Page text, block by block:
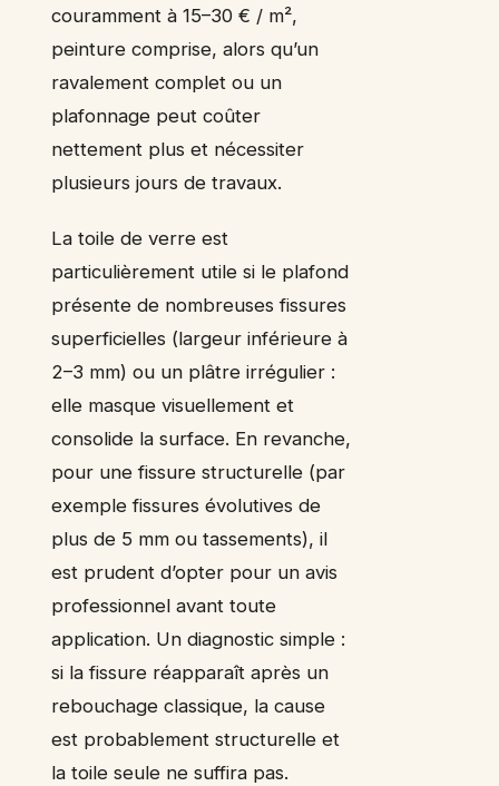
couramment à 15–30 € / m²,
peinture comprise, alors qu’un
ravalement complet ou un
plafonnage peut coûter
nettement plus et nécessiter
plusieurs jours de travaux.
La toile de verre est
particulièrement utile si le plafond
présente de nombreuses fissures
superficielles (largeur inférieure à
2–3 mm) ou un plâtre irrégulier :
elle masque visuellement et
consolide la surface. En revanche,
pour une fissure structurelle (par
exemple fissures évolutives de
plus de 5 mm ou tassements), il
est prudent d’opter pour un avis
professionnel avant toute
application. Un diagnostic simple :
si la fissure réapparaît après un
rebouchage classique, la cause
est probablement structurelle et
la toile seule ne suffira pas.